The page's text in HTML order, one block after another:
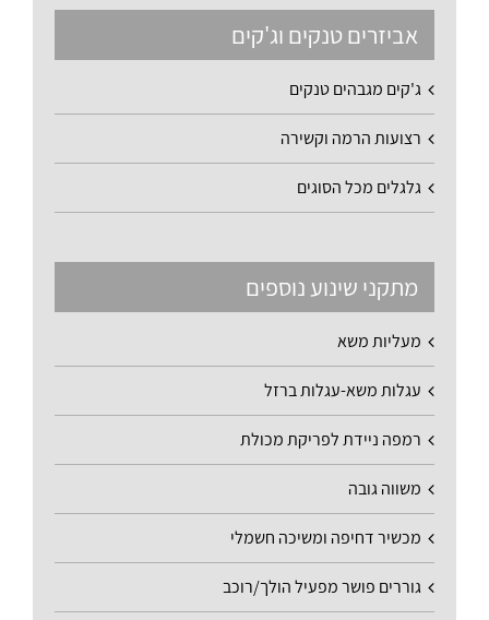
אביזרים טנקים וג'קים
ג'קים מגבהים טנקים
רצועות הרמה וקשירה
גלגלים מכל הסוגים
מתקני שינוע נוספים
מעליות משא
עגלות משא-עגלות ברזל
רמפה ניידת לפריקת מכולת
משווה גובה
מכשיר דחיפה ומשיכה חשמלי
גוררים פושר מפעיל הולך/רוכב